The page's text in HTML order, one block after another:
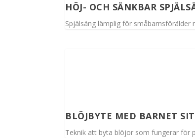
HÖJ- OCH SÄNKBAR
Spjälsäng lämplig för småbarnsförälder
BLÖJBYTE MED BARNET
Teknik att byta blöjor som fungerar för